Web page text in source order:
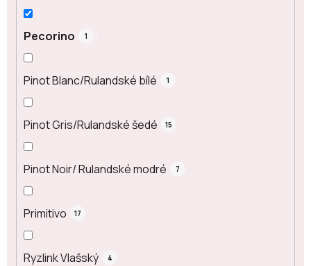
Pecorino 1
Pinot Blanc/Rulandské bílé 1
Pinot Gris/Rulandské šedé 15
Pinot Noir/ Rulandské modré 7
Primitivo 17
Ryzlink Vlašský 4